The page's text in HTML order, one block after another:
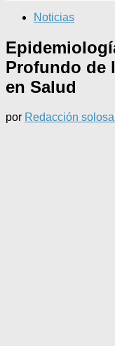
Noticias
Profundo de
en Salud
por Redacción